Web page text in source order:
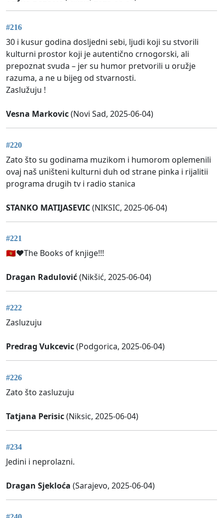
#216
30 i kusur godina dosljedni sebi, ljudi koji su stvorili
kulturni prostor koji je autentično crnogorski, ali
prepoznat svuda – jer su humor pretvorili u oružje
razuma, a ne u bijeg od stvarnosti.
Zaslužuju !
Vesna Markovic(Novi Sad, 2025-06-04)
#220
Zato što su godinama muzikom i humorom oplemenili
ovaj naš uništeni kulturni duh od strane pinka i rijalitii
programa drugih tv i radio stanica
STANKO MATIJASEVIC(NIKSIC, 2025-06-04)
#221
🇲🇪❤️The Books of knjige!!!
Dragan Radulović(Nikšić, 2025-06-04)
#222
Zasluzuju
Predrag Vukcevic(Podgorica, 2025-06-04)
#226
Zato što zasluzuju
Tatjana Perisic(Niksic, 2025-06-04)
#234
Jedini i neprolazni.
Dragan Sjekloća (Sarajevo, 2025-06-04)